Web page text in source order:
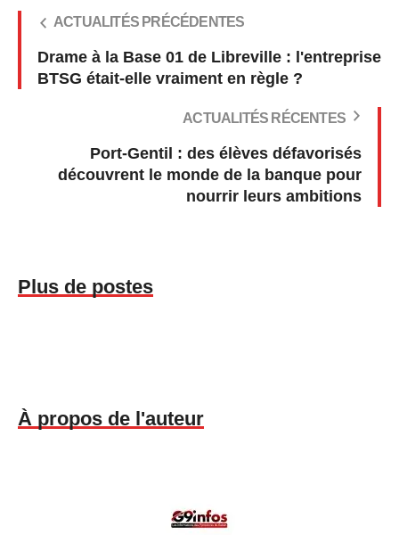
ACTUALITÉS PRÉCÉDENTES
Drame à la Base 01 de Libreville : l'entreprise
BTSG était-elle vraiment en règle ?
ACTUALITÉS RÉCENTES
Port-Gentil : des élèves défavorisés
découvrent le monde de la banque pour
nourrir leurs ambitions
Plus de postes
À propos de l'auteur